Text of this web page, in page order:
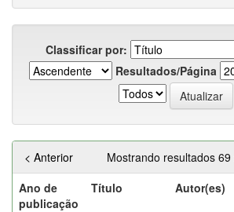
Classificar por:
Resultados/Página
Mostrando resultados
< Anterior
Ano de
publicação
Título Autor(es)